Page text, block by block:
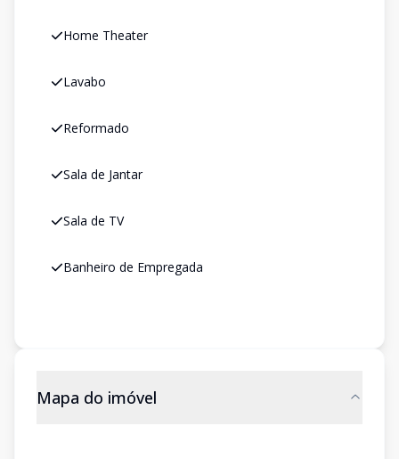
Home Theater
Lavabo
Reformado
Sala de Jantar
Sala de TV
Banheiro de Empregada
Mapa do imóvel